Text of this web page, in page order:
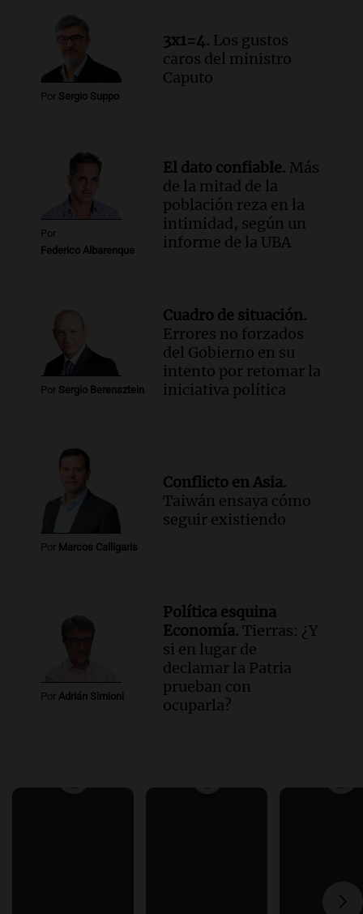
Episodios
Audio.
Luciano Cáceres llega a Córdoba a
presentar “Paraíso”, una obra que
cuestiona certezas masculinas
Amamos Argentina
Por Sergio Suppo
3x1=4. Los gustos
caros del ministro
Caputo
Por
Federico Albarenque
El dato confiable. Más
de la mitad de la
población reza en la
intimidad, según un
informe de la UBA
Por Sergio Berensztein
Cuadro de situación.
Errores no forzados
del Gobierno en su
intento por retomar la
iniciativa política
Por Marcos Calligaris
Conflicto en Asia.
Taiwán ensaya cómo
seguir existiendo
Por Adrián Simioni
Política esquina
Economía. Tierras: ¿Y
si en lugar de
declamar la Patria
prueban con
ocuparla?